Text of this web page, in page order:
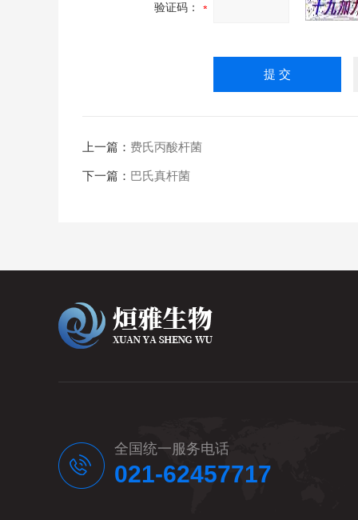
验证码：
上一篇： 费氏丙酸杆菌
下一篇： 巴氏真杆菌
全国统一服务电话
021-62457717